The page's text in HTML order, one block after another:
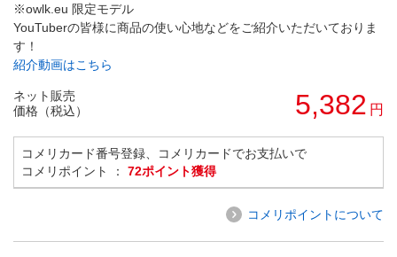
※owlk.eu 限定モデル
YouTuberの皆様に商品の使い心地などをご紹介いただいておりま
す！
紹介動画はこちら
ネット販売
価格（税込）
5,382 円
コメリカード番号登録、コメリカードでお支払いで
コメリポイント ： 72ポイント獲得
コメリポイントについて